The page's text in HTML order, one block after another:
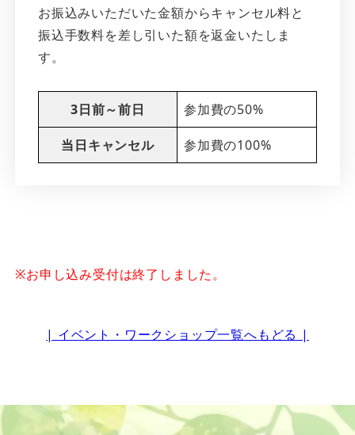
お振込みいただいた金額からキャンセル料と
振込手数料を差し引いた額を返金いたしま
す。
3日前～前日 参加費の50%
当日キャンセル 参加費の100%
※お申し込み受付は終了しました。
| イベント・ワークショップ一覧へもどる |